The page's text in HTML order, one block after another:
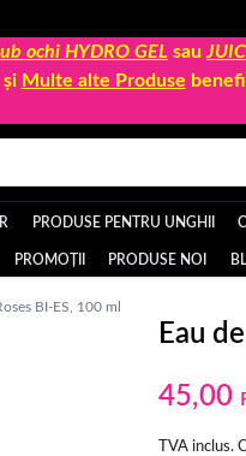
ochi HYDRO GEL sau
și Multe alte Produse
PRODUSE PENTRU UNGHII
PROMOȚII PRODUSE NOI
BI-ES, 100 ml
Eau
45,00
TVA inclus.